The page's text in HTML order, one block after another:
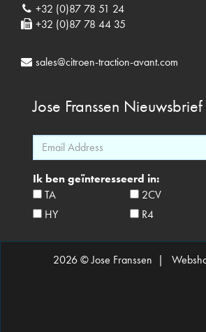
+32 (0)87 78 51 24
+32 (0)87 78 44 35
sales@citroen-traction-avant.com
Jose Franssen Nieuwsbrief
Ik ben geïnteresseerd in:
TA
2CV
HY
R4
2026 © Jose Franssen |